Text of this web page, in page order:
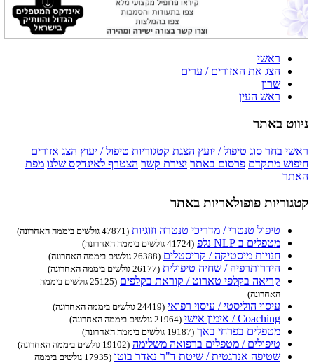
ראשי
הצג את האזורים / ערים
שרון
ראש העין
ניווט באתר
ראשי בחר סוג טיפול / יועץ הצגת קטגוריות טיפול / יעוץ הצג אזורים
חיפוש מתקדם פרסום באתר יצירת קשר הצטרף לאינדקס שלנו מפת
האתר
קטגוריות פופולאריות באתר
טיפול טנטרי / מדריכי טנטרה וזוגיות (47871 גולשים ביממה האחרונה)
מטפלים ב NLP נלפ (41724 גולשים ביממה האחרונה)
חנויות מיסטיקה / קריסטלים (26388 גולשים ביממה האחרונה)
הידרותרפיה / שחיה טיפולית (26177 גולשים ביממה האחרונה)
קריאה בקלפי טארוט / קוראת בקלפים
(25125 גולשים ביממה
האחרונה)
עיסוי הוליסטי / עיסוי רפואי (24419 גולשים ביממה האחרונה)
Coaching / אימון אישי (21964 גולשים ביממה האחרונה)
מטפלים בפרחי באך (19187 גולשים ביממה האחרונה)
טיפולים / מטפלים ברפואה משלימה (19102 גולשים ביממה האחרונה)
שטיפה אנרגטית / שיטת ד"ר נאדר בוטו
(17935 גולשים ביממה